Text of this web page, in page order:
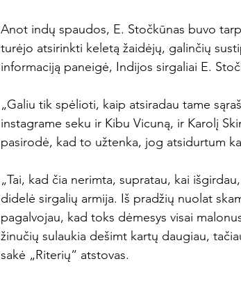
Anot indų spaudos, E. Stočkūnas buvo
turėjo atsirinkti keletą žaidėjų, galinčių
informaciją paneigė, Indijos sirgaliai E.
„Galiu tik spėlioti, kaip atsiradau tame
instagrame seku ir Kibu Vicuną, ir Karolį
pasirodė, kad to užtenka, jog atsidurtum
„Tai, kad čia nerimta, supratau, kai
didelė sirgalių armija. Iš pradžių nuolat
pagalvojau, kad toks dėmesys visai
žinučių sulaukia dešimt kartų daugiau,
sakė „Riterių“ atstovas.